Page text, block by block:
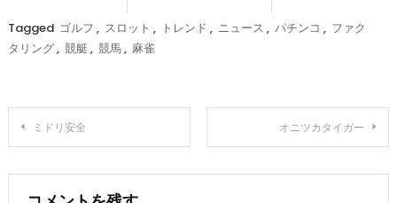
Tagged ゴルフ , スロット , トレンド , ニュース , パチンコ , ファク
タリング, 競艇 , 競馬, 麻雀
投
稿
ミドリ安全 オニツカタイガー